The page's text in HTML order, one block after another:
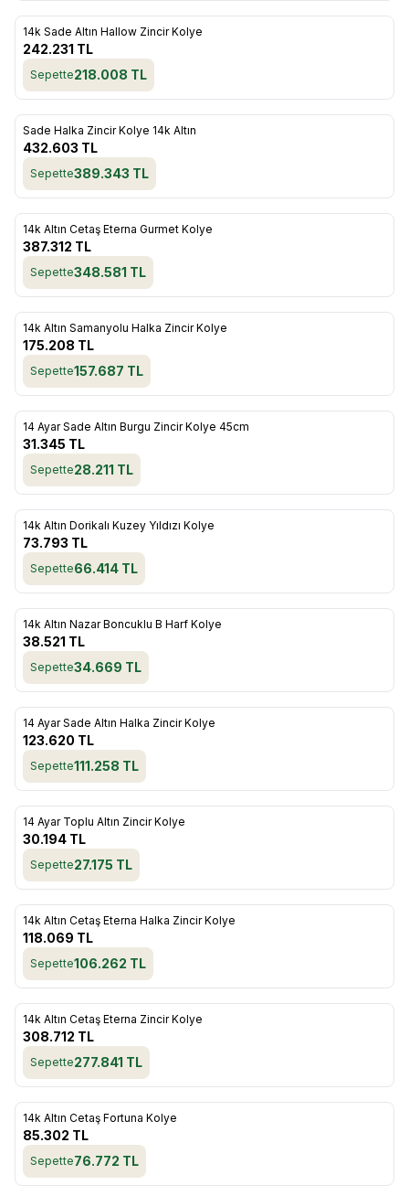
Favorilere Ekle
14k Sade Altın Hallow Zincir Kolye
242.231 TL
Sepette218.008 TL
Favorilere Ekle
Sade Halka Zincir Kolye 14k Altın
432.603 TL
Sepette389.343 TL
Favorilere Ekle
14k Altın Cetaş Eterna Gurmet Kolye
387.312 TL
Sepette348.581 TL
Favorilere Ekle
14k Altın Samanyolu Halka Zincir Kolye
175.208 TL
Sepette157.687 TL
Favorilere Ekle
14 Ayar Sade Altın Burgu Zincir Kolye 45cm
31.345 TL
Sepette28.211 TL
Favorilere Ekle
14k Altın Dorikalı Kuzey Yıldızı Kolye
73.793 TL
Sepette66.414 TL
Favorilere Ekle
14k Altın Nazar Boncuklu B Harf Kolye
38.521 TL
Sepette34.669 TL
Favorilere Ekle
14 Ayar Sade Altın Halka Zincir Kolye
123.620 TL
Sepette111.258 TL
Favorilere Ekle
14 Ayar Toplu Altın Zincir Kolye
30.194 TL
Sepette27.175 TL
Favorilere Ekle
14k Altın Cetaş Eterna Halka Zincir Kolye
118.069 TL
Sepette106.262 TL
Favorilere Ekle
14k Altın Cetaş Eterna Zincir Kolye
308.712 TL
Sepette277.841 TL
Favorilere Ekle
14k Altın Cetaş Fortuna Kolye
85.302 TL
Sepette76.772 TL